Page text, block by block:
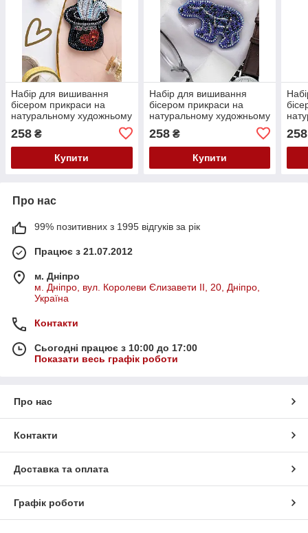
Набір для вишивання
бісером прикраси на
натуральному художньому
холсті "Фокус" Абрис Арт
AD-069
258 ₴
Купити
Набір для вишивання
бісером прикраси на
натуральному художньому
Ведмедиця" Абрис Арт
AD-067
258₴
Купити
258
Про нас
99% позитивних з 1995 відгуків за рік
Працює з 21.07.2012
м. Дніпро
м. Дніпро, вул. Королеви Єлизавети ІІ, 20, Дніпро,
Україна
Контакти
Сьогодні працює з 10:00 до 17:00
Показати весь графік роботи
Про нас
Контакти
Доставка та оплата
Графік роботи